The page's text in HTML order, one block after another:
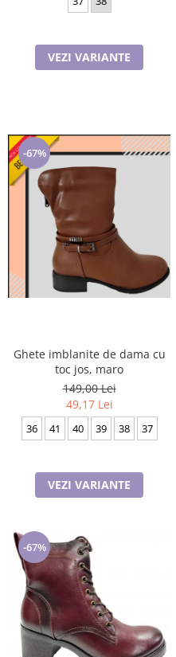
VEZI VARIANTE
-67%
Ghete imblanite de dama cu
toc jos, maro
149,00 Lei
49,17 Lei
36 41 40 39 38 37
VEZI VARIANTE
-67%